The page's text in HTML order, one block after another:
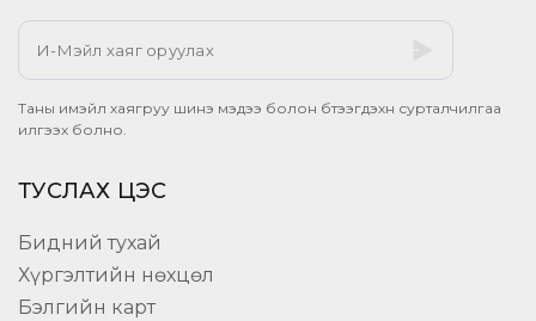
Таны имэйл хаягруу шинэ мэдээ болон бүтээгдэхүүн сурталчилгаа
илгээх болно.
ТУСЛАХ ЦЭС
Бидний тухай
Хүргэлтийн нөхцөл
Бэлгийн карт